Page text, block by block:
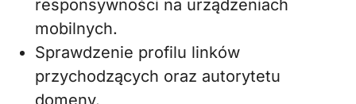
responsywności na urządzeniach
mobilnych.
Sprawdzenie profilu linków
przychodzących oraz autorytetu
domeny.